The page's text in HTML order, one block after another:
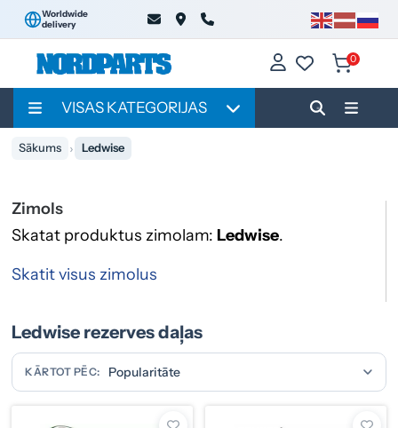
Worldwide
delivery
0
VISAS KATEGORIJAS
Sākums Ledwise
Zimols
Skatat produktus zimolam:Ledwise.
Skatit visus zimolus
Ledwise rezerves daļas
KĀRTOT PĒC: